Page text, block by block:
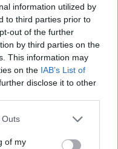
information utilized by
to third parties prior to
out of the further
by third parties on the
This information may
on the IAB’s List of
disclose it to other
one or more Google
You may click to
Outs
of my
θα ασχοληθούμε
που δίνει στους
επιλογής
είναι πως